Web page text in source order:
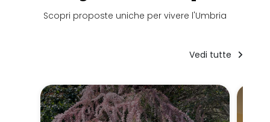
Scopri proposte uniche per vivere l'Umbria
Vedi tutte